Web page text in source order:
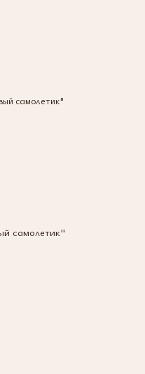
самолетик"